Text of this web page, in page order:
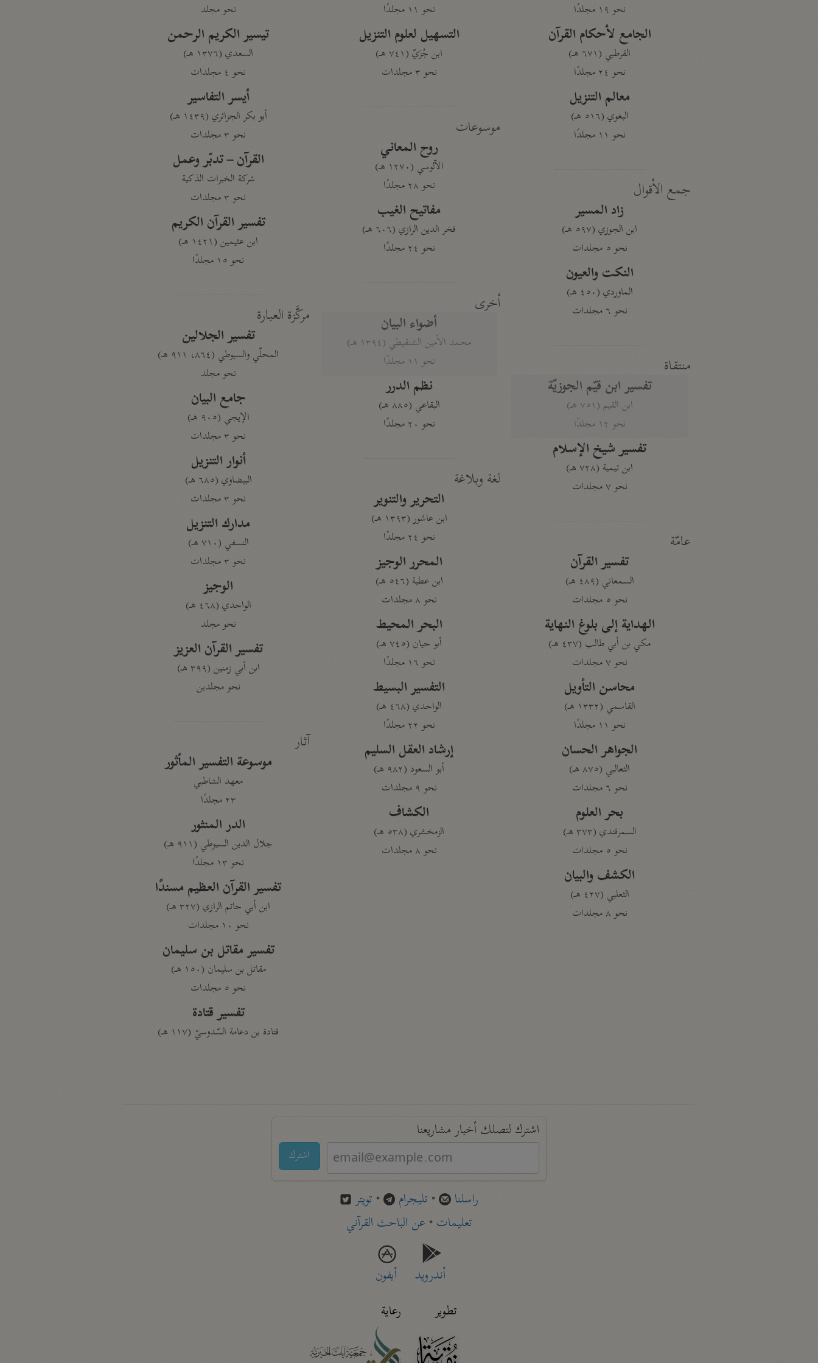
نحو ١٩ مجلدًا
الجامع لأحكام القرآن
القرطبي (٦٧١ هـ)
نحو ٢٤ مجلدًا
معالم التنزيل
البغوي (٥١٦ هـ)
نحو ١١ مجلدًا
جمع الأقوال
زاد المسير
ابن الجوزي (٥٩٧ هـ)
نحو ٥ مجلدات
النكت والعيون
الماوردي (٤٥٠ هـ)
نحو ٦ مجلدات
منتقاة
تفسير ابن قيّم الجوزيّة
ابن القيم (٧٥١ هـ)
نحو ١٢ مجلدًا
تفسير شيخ الإسلام
ابن تيمية (٧٢٨ هـ)
نحو ٧ مجلدات
عامّة
تفسير القرآن
السمعاني (٤٨٩ هـ)
نحو ٥ مجلدات
الهداية إلى بلوغ النهاية
مكي بن أبي طالب (٤٣٧ هـ)
نحو ٧ مجلدات
محاسن التأويل
القاسمي (١٣٣٢ هـ)
نحو ١١ مجلدًا
الجواهر الحسان
الثعالبي (٨٧٥ هـ)
نحو ٦ مجلدات
بحر العلوم
السمرقندي (٣٧٣ هـ)
نحو ٥ مجلدات
الكشف والبيان
الثعلبي (٤٢٧ هـ)
نحو ٨ مجلدات
نحو ١١ مجلدًا
التسهيل لعلوم التنزيل
ابن جُزَيّ (٧٤١ هـ)
نحو ٣ مجلدات
موسوعات
روح المعاني
الآلوسي (١٢٧٠ هـ)
نحو ٢٨ مجلدًا
مفاتيح الغيب
فخر الدين الرازي (٦٠٦ هـ)
نحو ٢٤ مجلدًا
أخرى
أضواء البيان
محمد الأمين الشنقيطي (١٣٩٤ هـ)
نحو ١١ مجلدًا
نظم الدرر
البقاعي (٨٨٥ هـ)
نحو ٢٠ مجلدًا
لغة وبلاغة
التحرير والتنوير
ابن عاشور (١٣٩٣ هـ)
نحو ٢٤ مجلدًا
المحرر الوجيز
ابن عطية (٥٤٦ هـ)
نحو ٨ مجلدات
البحر المحيط
أبو حيان (٧٤٥ هـ)
نحو ١٦ مجلدًا
التفسير البسيط
الواحدي (٤٦٨ هـ)
نحو ٢٢ مجلدًا
إرشاد العقل السليم
أبو السعود (٩٨٢ هـ)
نحو ٩ مجلدات
الكشاف
الزمخشري (٥٣٨ هـ)
نحو ٨ مجلدات
نحو مجلد
تيسير الكريم الرحمن
السعدي (١٣٧٦ هـ)
نحو ٤ مجلدات
أيسر التفاسير
أبو بكر الجزائري (١٤٣٩ هـ)
نحو ٣ مجلدات
القرآن – تدبّر وعمل
شركة الخبرات الذكية
نحو ٣ مجلدات
تفسير القرآن الكريم
ابن عثيمين (١٤٢١ هـ)
نحو ١٥ مجلدًا
مركَّزة العبارة
تفسير الجلالين
المحلّي والسيوطي (٨٦٤، ٩١١ هـ)
نحو مجلد
جامع البيان
الإيجي (٩٠٥ هـ)
نحو ٣ مجلدات
أنوار التنزيل
البيضاوي (٦٨٥ هـ)
نحو ٣ مجلدات
مدارك التنزيل
النسفي (٧١٠ هـ)
نحو ٣ مجلدات
الوجيز
الواحدي (٤٦٨ هـ)
نحو مجلد
تفسير القرآن العزيز
ابن أبي زمنين (٣٩٩ هـ)
نحو مجلدين
آثار
موسوعة التفسير المأثور
معهد الشاطبي
٢٣ مجلدًا
الدر المنثور
جلال الدين السيوطي (٩١١ هـ)
نحو ١٣ مجلدًا
تفسير القرآن العظيم مسندًا
ابن أبي حاتم الرازي (٣٢٧ هـ)
نحو ١٠ مجلدات
تفسير مقاتل بن سليمان
مقاتل بن سليمان (١٥٠ هـ)
نحو ٥ مجلدات
تفسير قتادة
قتادة بن دعامة السّدوسيّ (١١٧ هـ)
اشترك لتصلك أخبار مشاريعنا
اشترك
راسلنا • تليجرام • تويتر
تعليمات• عن الباحث القرآني
أندرويد
أيفون
تطوير
رعاية